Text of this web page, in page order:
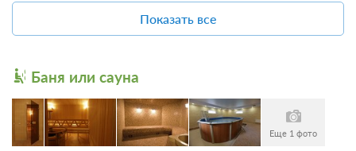
Катамараны
SPA
Показать все
Баня или сауна
Еще 1 фото